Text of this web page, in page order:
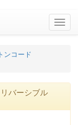
ンコード
バーシブル